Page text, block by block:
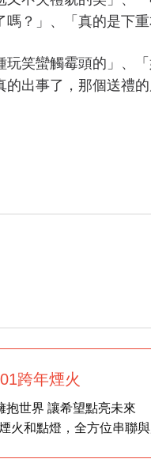
？」、「真的是下重
笑蠻觸霉頭的」、
的出事了，那個送禮
跨年煙火
抱世界 讓希望點亮未來
火和點燈，全方位串聯